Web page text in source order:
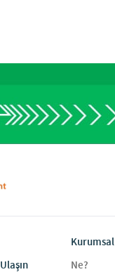
Kurumsal
Ne?